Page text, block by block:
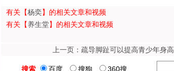
有关【杨奕】的相关文章和视频
有关【养生堂】的相关文章和视频
上一页：疏导脚趾可以提高青少年身高
搜索 百度 搜狗 360搜